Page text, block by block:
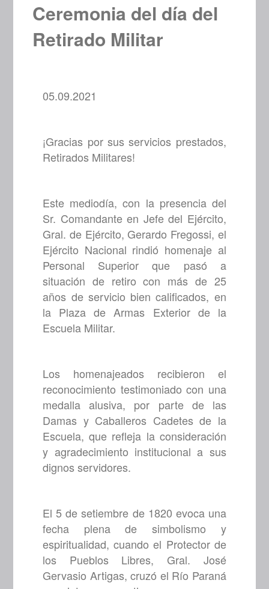
Ceremonia del día del
Retirado Militar
05.09.2021
¡Gracias por sus servicios prestados,
Retirados Militares!
Este mediodía, con la presencia del
Sr. Comandante en Jefe del Ejército,
Gral. de Ejército, Gerardo Fregossi, el
Ejército Nacional rindió homenaje al
Personal Superior que pasó a
situación de retiro con más de 25
años de servicio bien calificados, en
la Plaza de Armas Exterior de la
Escuela Militar.
Los homenajeados recibieron el
reconocimiento testimoniado con una
medalla alusiva, por parte de las
Damas y Caballeros Cadetes de la
Escuela, que refleja la consideración
y agradecimiento institucional a sus
dignos servidores.
El 5 de setiembre de 1820 evoca una
fecha plena de simbolismo y
espiritualidad, cuando el Protector de
los Pueblos Libres, Gral. José
Gervasio Artigas, cruzó el Río Paraná